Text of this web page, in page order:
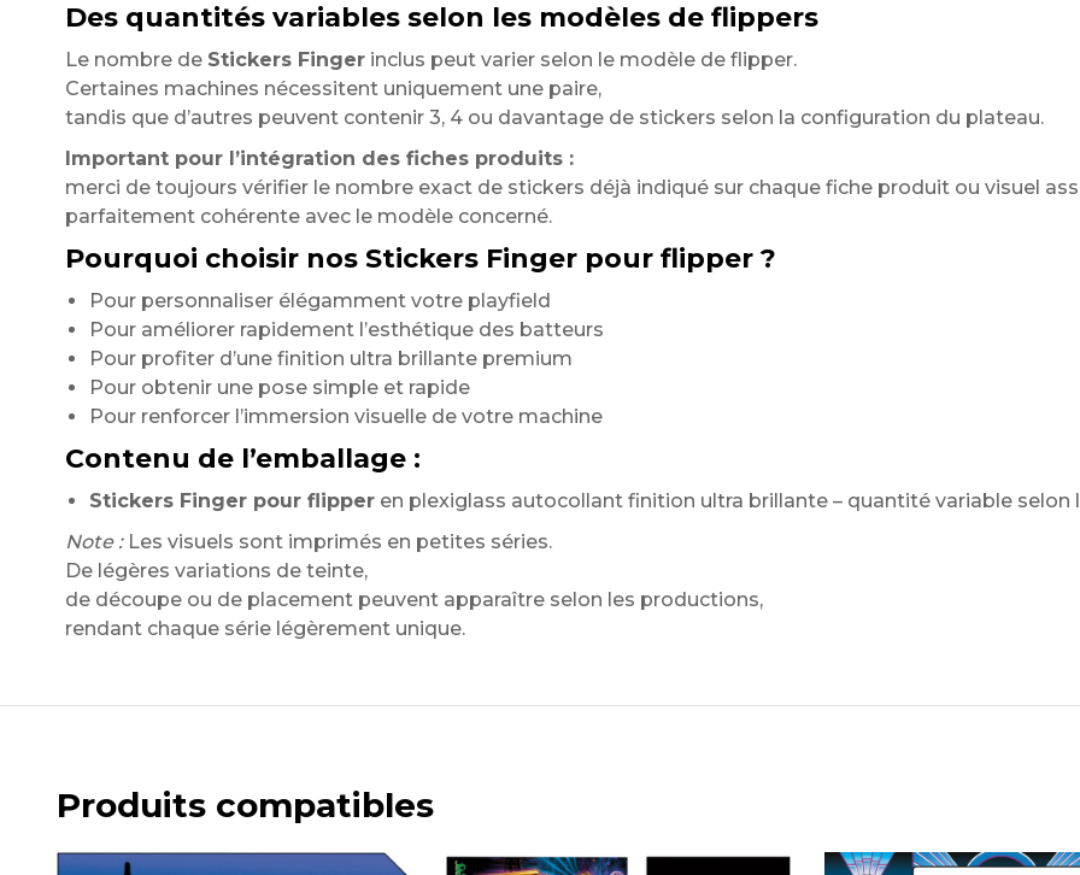
Des quantités variables selon les modèles de flippers
Le nombre de Stickers Fingerinclus peut varier selon le modèle de flipper.
Certaines machines nécessitent uniquement une paire,
tandis que d’autres peuvent contenir 3, 4 ou davantage de stickers selon la configuration du plateau.
Important pour l’intégration des fiches produits :
merci de toujours vérifier le nombre exact de stickers déjà indiqué sur chaque fiche produit ou visuel
parfaitement cohérente avec le modèle concerné.
Pourquoi choisir nos Stickers Finger pour flipper ?
Pour personnaliser élégamment votre playfield
Pour améliorer rapidement l’esthétique des batteurs
Pour profiter d’une finition ultra brillante premium
Pour obtenir une pose simple et rapide
Pour renforcer l’immersion visuelle de votre machine
Contenu de l’emballage :
Stickers Finger pour flipperen plexiglass autocollant finition ultra brillante – quantité variable selon
Note :Les visuels sont imprimés en petites séries.
De légères variations de teinte,
de découpe ou de placement peuvent apparaître selon les productions,
rendant chaque série légèrement unique.
Produits compatibles